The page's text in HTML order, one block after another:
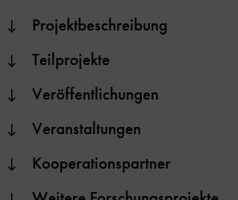
Projektbeschreibung
Teilprojekte
Veröffentlichungen
Veranstaltungen
Kooperationspartner